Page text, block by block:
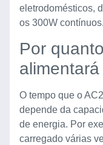
eletrodomésticos,
os 300W contínuos.
Por
O tempo que o
depende da
de energia. Por
carregado várias